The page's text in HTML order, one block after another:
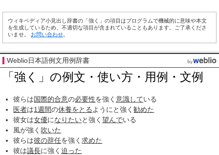
ウィキペディア小見出し辞書の「強く」の項目はプログラムで機械的に意味や本文
を生成しているため、不適切な項目が含まれていることもあります。ご了承くださ
いませ。 お問い合わせ
Weblio日本語例文用例辞書
「強く」の例文・使い方・用例・文例
彼らは国際的合意の必要性を強く意識している
医者は1週間の休養をとる ようにと強く勧めた
彼女は女優になりたいと強く望んでいる
風が強く 吹いた
彼らは彼の辞任を強く求めた
彼は議長に強く迫った